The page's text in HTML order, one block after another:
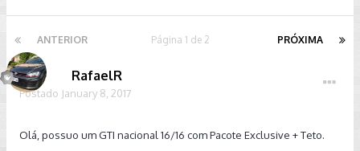
ANTERIOR PRÓXIMA
Página 1 de 2
RafaelR
Postado January 8, 2017
Olá, possuo um GTI nacional 16/16 com Pacote Exclusive + Teto.